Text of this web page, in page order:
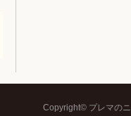
Copyright© プレマの